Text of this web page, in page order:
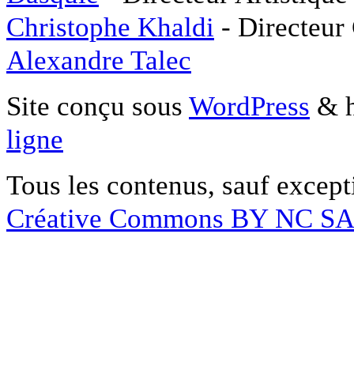
Christophe Khaldi -
Alexandre Talec
Site conçu sous WordPress &
ligne
Tous les contenus, sauf
Créative Commons BY NC SA